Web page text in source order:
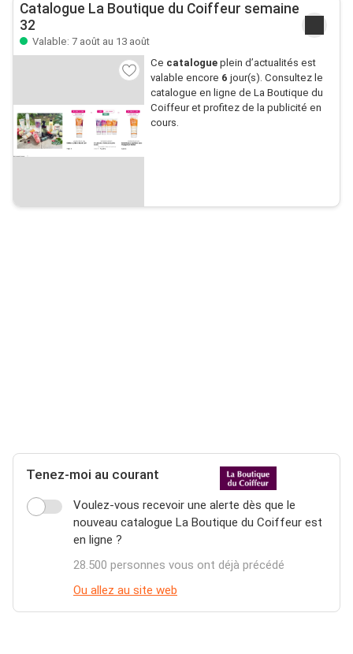
Catalogue La Boutique du Coiffeur semaine
32
Valable: 7 août au 13 août
Ce catalogueplein d’actualités est
valable encore 6 jour(s). Consultez le
catalogue en ligne de La Boutique du
Coiffeur et profitez de la publicité en
cours.
Tenez-moi au courant
Voulez-vous recevoir une alerte dès que le
nouveau catalogue La Boutique du Coiffeur est
en ligne ?
28.500 personnes vous ont déjà précédé
Ou allez au site web